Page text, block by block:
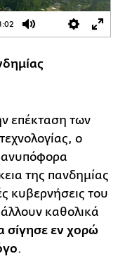
Mute Settings
επέκταση των
ο
ανυπόφορα
της πανδημίας
κυβερνήσεις του
καθολικά
σίγησε εν χορώ
.